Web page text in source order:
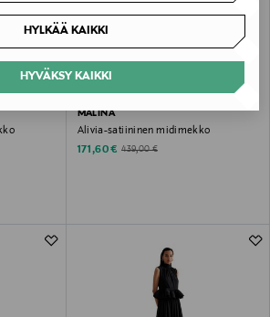
HYLKÄÄ KAIKKI
HYVÄKSY KAIKKI
MALINA
Alivia-satiininen midimekko
Discounted Price
171,60 € Original Price
439,00 €